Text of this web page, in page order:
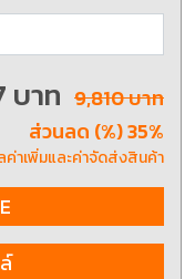
บาท 9,810 บาท
ส่วนลด (%) 35%
ค่าเพิ่มและค่าจัดส่งสินค้า